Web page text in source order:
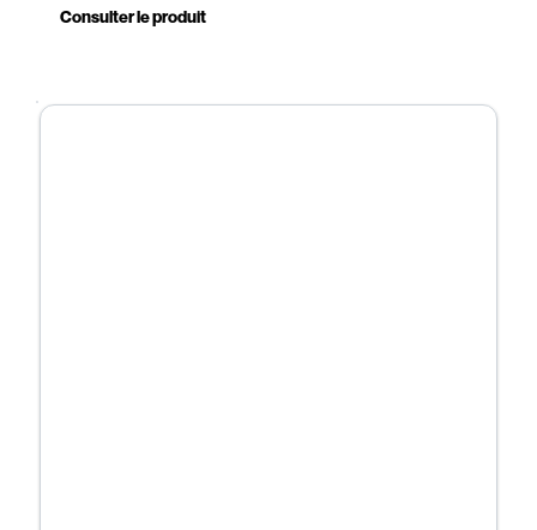
Sans bonbonnes, sans contraintes
Consulter le produit